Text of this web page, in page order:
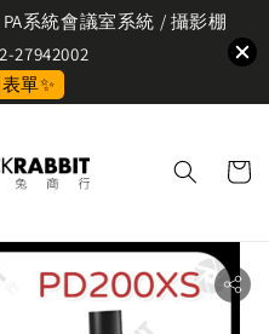
系統會議室系統 / 攝影棚
27942002
單✨